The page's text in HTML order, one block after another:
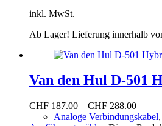
inkl. MwSt.
Ab Lager! Lieferung innerhalb
Van den Hul D-501
CHF 187.00 – CHF 288.00
Analoge Verbindungskabel,